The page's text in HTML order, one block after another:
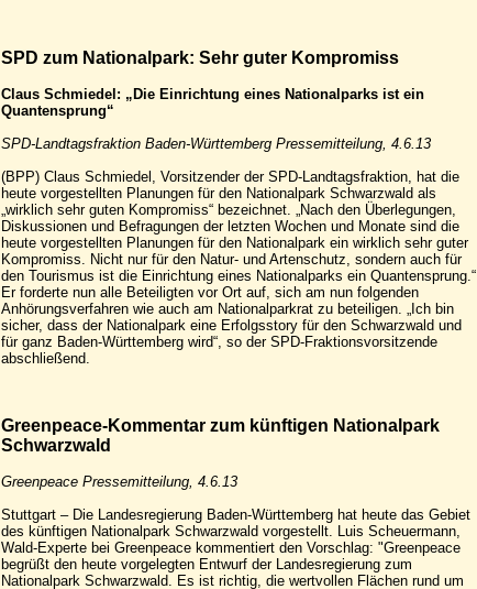
SPD zum Nationalpark: Sehr guter Kompromiss
Claus Schmiedel: „Die Einrichtung eines Nationalparks ist ein
Quantensprung“
SPD-Landtagsfraktion Baden-Württemberg Pressemitteilung, 4.6.13
(BPP) Claus Schmiedel, Vorsitzender der SPD-Landtagsfraktion, hat die
heute vorgestellten Planungen für den Nationalpark Schwarzwald als
„wirklich sehr guten Kompromiss“ bezeichnet. „Nach den Überlegungen,
Diskussionen und Befragungen der letzten Wochen und Monate sind die
heute vorgestellten Planungen für den Nationalpark ein wirklich sehr guter
Kompromiss. Nicht nur für den Natur- und Artenschutz, sondern auch für
den Tourismus ist die Einrichtung eines Nationalparks ein Quantensprung.“
Er forderte nun alle Beteiligten vor Ort auf, sich am nun folgenden
Anhörungsverfahren wie auch am Nationalparkrat zu beteiligen. „Ich bin
sicher, dass der Nationalpark eine Erfolgsstory für den Schwarzwald und
für ganz Baden-Württemberg wird“, so der SPD-Fraktionsvorsitzende
abschließend.
Greenpeace-Kommentar zum künftigen Nationalpark
Schwarzwald
Greenpeace Pressemitteilung, 4.6.13
Stuttgart – Die Landesregierung Baden-Württemberg hat heute das Gebiet
des künftigen Nationalpark Schwarzwald vorgestellt. Luis Scheuermann,
Wald-Experte bei Greenpeace kommentiert den Vorschlag: "Greenpeace
begrüßt den heute vorgelegten Entwurf der Landesregierung zum
Nationalpark Schwarzwald. Es ist richtig, die wertvollen Flächen rund um